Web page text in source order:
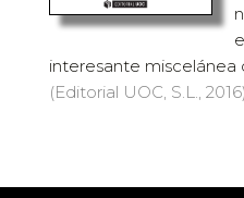
interesante miscelánea
(Editorial UOC, S.L.,